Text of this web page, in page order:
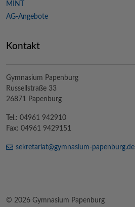
MINT
AG-Angebote
Kontakt
Gymnasium Papenburg
Russellstraße 33
26871 Papenburg
Tel.: 04961 942910
Fax: 04961 9429151
sekretariat@gymnasium-papenburg.de
© 2026 Gymnasium Papenburg